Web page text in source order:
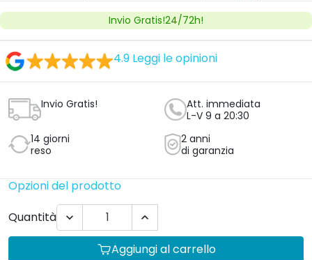
Invio Gratis!24/72h!
4.9 Leggi le opinioni
Invio Gratis!
Att. immediata
L-V 9 a 20:30
14 giorni
reso
2 anni
di garanzia
Opzioni del prodotto
Quantità
 
Aggiungi al carrello